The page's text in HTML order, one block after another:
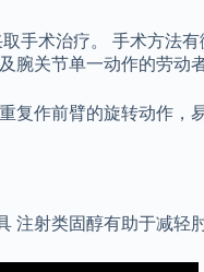
手术治疗。 手术方法
关节单一动作的劳动
作前臂的旋转动作，
射类固醇有助于减轻